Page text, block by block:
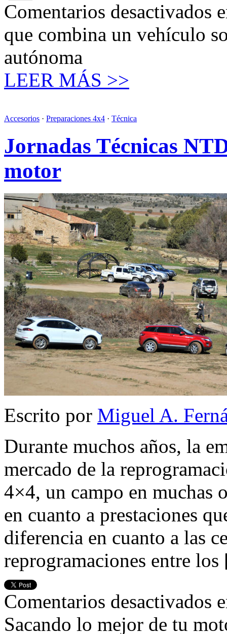
Comentarios desactivados
que combina un vehículo
autónoma
LEER MÁS >>
Accesorios · Preparaciones 4x4 · Técnica
Jornadas Técnicas
motor
Escrito por Miguel A.
Durante muchos años, la
mercado de la
4×4, un campo en muchas
en cuanto a prestaciones
diferencia en cuanto a las
reprogramaciones entre
Comentarios desactivados
Sacando lo mejor de tu